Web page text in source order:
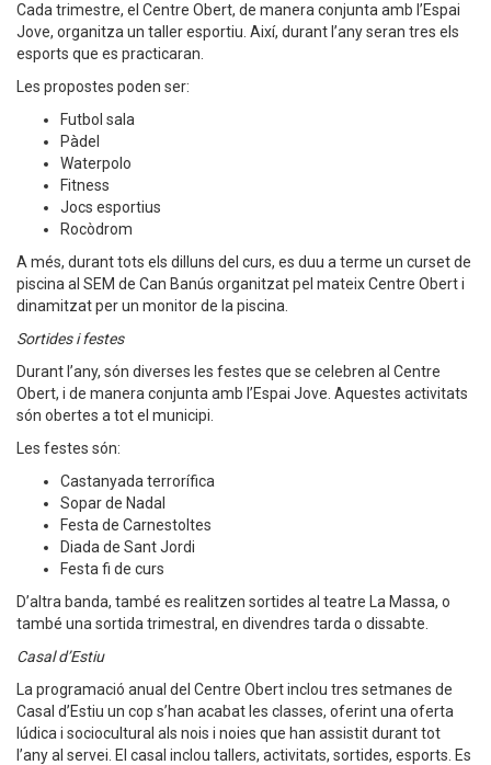
Cada trimestre, el Centre Obert, de manera conjunta amb l’Espai
Jove, organitza un taller esportiu. Així, durant l’any seran tres els
esports que es practicaran.
Les propostes poden ser:
Futbol sala
Pàdel
Waterpolo
Fitness
Jocs esportius
Rocòdrom
A més, durant tots els dilluns del curs, es duu a terme un curset de
piscina al SEM de Can Banús organitzat pel mateix Centre Obert i
dinamitzat per un monitor de la piscina.
Sortides i festes
Durant l’any, són diverses les festes que se celebren al Centre
Obert, i de manera conjunta amb l’Espai Jove. Aquestes activitats
són obertes a tot el municipi.
Les festes són:
Castanyada terrorífica
Sopar de Nadal
Festa de Carnestoltes
Diada de Sant Jordi
Festa fi de curs
D’altra banda, també es realitzen sortides al teatre La Massa, o
també una sortida trimestral, en divendres tarda o dissabte.
Casal d’Estiu
La programació anual del Centre Obert inclou tres setmanes de
Casal d’Estiu un cop s’han acabat les classes, oferint una oferta
lúdica i sociocultural als nois i noies que han assistit durant tot
l’any al servei. El casal inclou tallers, activitats, sortides, esports. Es